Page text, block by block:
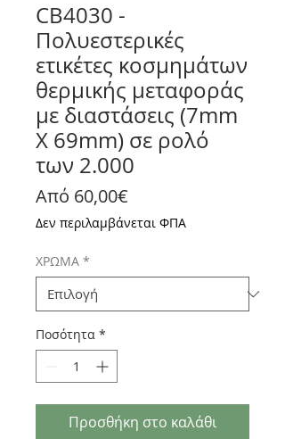
CB4030 -
Πολυεστερικές
ετικέτες κοσμημάτων
θερμικής μεταφοράς
με διαστάσεις (7mm
X 69mm) σε ρολό
των 2.000
Από 60,00€
Δεν περιλαμβάνεται ΦΠΑ
ΧΡΩΜΑ *
Ποσότητα *
Προσθήκη στο καλάθι